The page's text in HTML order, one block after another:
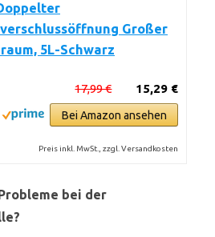
Großer
5L-Schwarz
15,29 €
17,99 €
Bei Amazon ansehen
Preis inkl. MwSt., zzgl. Versandkosten
bei der